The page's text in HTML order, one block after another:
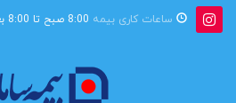
ساعات کاری بیمه